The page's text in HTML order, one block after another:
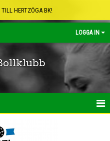
HERTZÖGA BK!
LOGGA IN